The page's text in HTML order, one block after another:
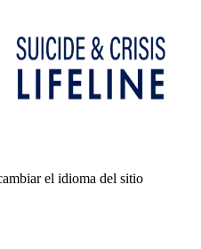
el idioma del sitio